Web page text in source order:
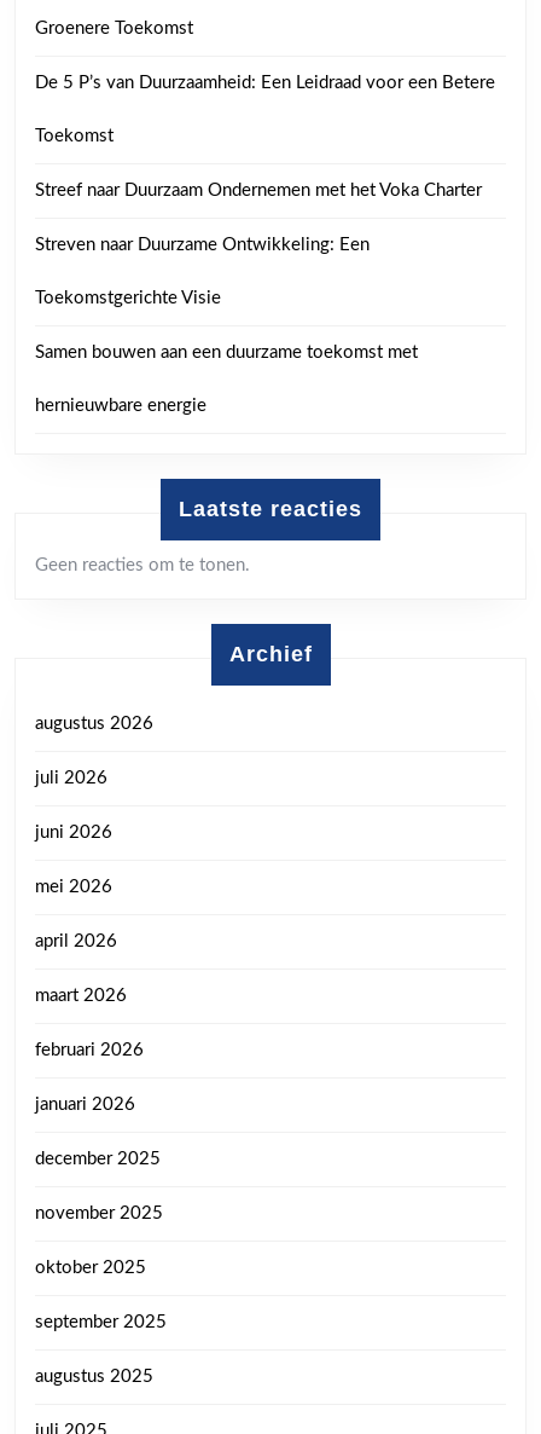
Groenere Toekomst
De 5 P’s van Duurzaamheid: Een Leidraad voor een Betere
Toekomst
Streef naar Duurzaam Ondernemen met het Voka Charter
Streven naar Duurzame Ontwikkeling: Een
Toekomstgerichte Visie
Samen bouwen aan een duurzame toekomst met
hernieuwbare energie
Laatste reacties
Geen reacties om te tonen.
Archief
augustus 2026
juli 2026
juni 2026
mei 2026
april 2026
maart 2026
februari 2026
januari 2026
december 2025
november 2025
oktober 2025
september 2025
augustus 2025